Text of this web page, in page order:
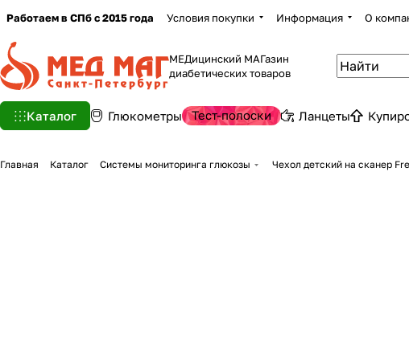
Работаем в СПб с 2015 года Условия покупки Информация О
МЕДицинский МАГазин
диабетических товаров
Каталог Глюкометры Тест-полоски Ланцеты
Главная Каталог Системы мониторинга глюкозы Чехол детский на сканер